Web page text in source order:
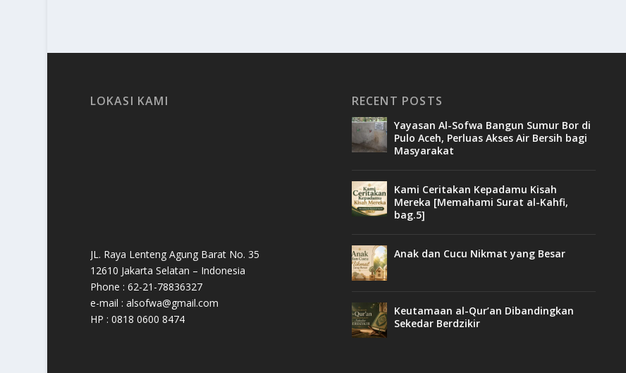
LOKASI KAMI
JL. Raya Lenteng Agung Barat No. 35
12610 Jakarta Selatan – Indonesia
Phone : 62-21-78836327
e-mail : alsofwa@gmail.com
HP : 0818 0600 8474
RECENT POSTS
Yayasan Al-Sofwa Bangun Sumur Bor di
Pulo Aceh, Perluas Akses Air Bersih bagi
Masyarakat
Kami Ceritakan Kepadamu Kisah
Mereka [Memahami Surat al-Kahfi,
bag.5]
Anak dan Cucu Nikmat yang Besar
Keutamaan al-Qur’an Dibandingkan
Sekedar Berdzikir